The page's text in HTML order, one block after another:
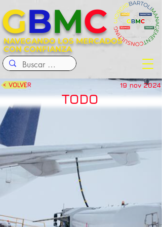
NAVEGANDO LOS MERCADOS
CON CONFIANZA
GBMC
< VOLVER 19 nov 2024
TODO